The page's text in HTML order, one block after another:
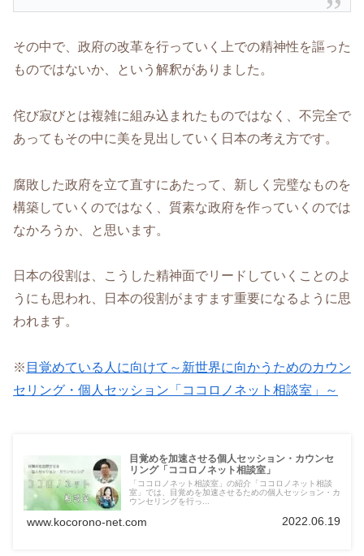
その中で、政府の改革を行っていく上での精神性を謳った
ものではないか、という解釈がありました。
侘び寂びとは複雑に組み込まれたものではなく、不完全で
あってもその中に美を見出していく日本の考え方です。
腐敗した政府を立て直すにあたって、新しく完璧なものを
構築していくのではなく、質素な政府を作っていくのでは
なかろうか、と思います。
日本の役割は、こうした精神面でリードしていくことのよ
うにも思われ、日本の役割がますます重要になるように思
われます。
※ 目覚めている人に向けて～新世界に向かうためのカウン
セリング・個人セッション「ココロノネット相談室」～
目覚めを加速させる個人セッション・カウンセ
リング「ココロノネット相談室」
「ココロノネット相談室」の紹介「ココロノネット相談
室」では、目覚めを加速させるための個人セッション・カ
ウンセリングを行っ...
www.kocorono-net.com 2022.06.19